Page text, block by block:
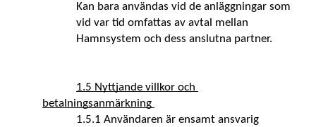
Kan bara användas vid de anläggningar som
vid var tid omfattas av avtal mellan
Hamnsystem och dess anslutna partner.
1.5 Nyttjande villkor och
betalningsanmärkning
1.5.1 Användaren är ensamt ansvarig